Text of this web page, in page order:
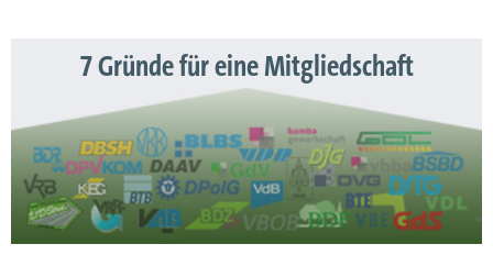
7 Gründe für eine Mitgliedschaft